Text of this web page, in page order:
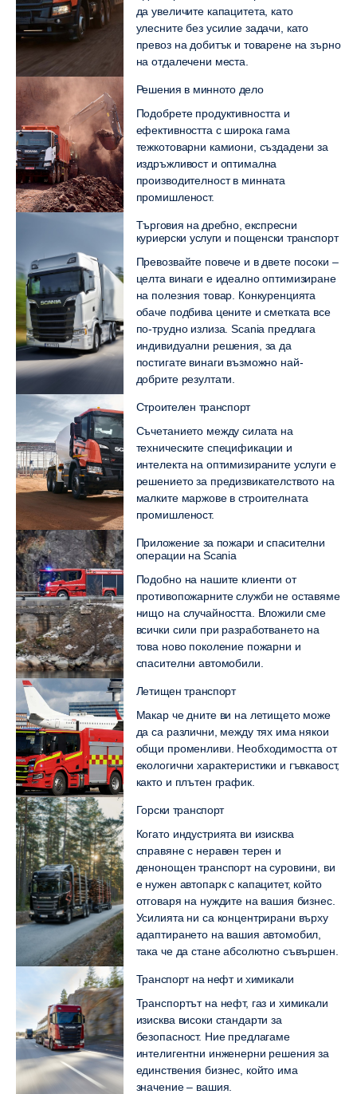
да увеличите капацитета, като
улесните без усилие задачи, като
превоз на добитък и товарене на зърно
на отдалечени места.
Решения в минното дело
Подобрете продуктивността и
ефективността с широка гама
тежкотоварни камиони, създадени за
издръжливост и оптимална
производителност в минната
промишленост.
Търговия на дребно, експресни
куриерски услуги и пощенски транспорт
Превозвайте повече и в двете посоки –
целта винаги е идеално оптимизиране
на полезния товар. Конкуренцията
обаче подбива цените и сметката все
по-трудно излиза. Scania предлага
индивидуални решения, за да
постигате винаги възможно най-
добрите резултати.
Строителен транспорт
Съчетанието между силата на
техническите спецификации и
интелекта на оптимизираните услуги е
решението за предизвикателството на
малките маржове в строителната
промишленост.
Приложение за пожари и спасителни
операции на Scania
Подобно на нашите клиенти от
противопожарните служби не оставяме
нищо на случайността. Вложили сме
всички сили при разработването на
това ново поколение пожарни и
спасителни автомобили.
Летищен транспорт
Макар че дните ви на летището може
да са различни, между тях има някои
общи променливи. Необходимостта от
екологични характеристики и гъвкавост,
както и плътен график.
Горски транспорт
Когато индустрията ви изисква
справяне с неравен терен и
денонощен транспорт на суровини, ви
е нужен автопарк с капацитет, който
отговаря на нуждите на вашия бизнес.
Усилията ни са концентрирани върху
адаптирането на вашия автомобил,
така че да стане абсолютно съвършен.
Транспорт на нефт и химикали
Транспортът на нефт, газ и химикали
изисква високи стандарти за
безопасност. Ние предлагаме
интелигентни инженерни решения за
единствения бизнес, който има
значение – вашия.